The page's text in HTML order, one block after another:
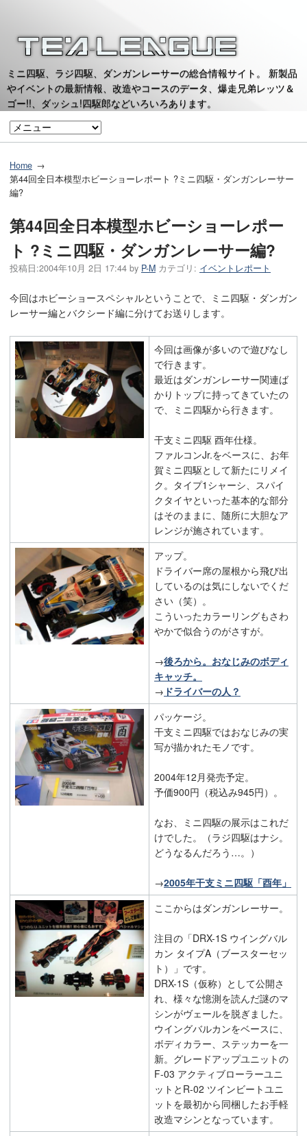
ミニ四駆、ラジ四駆、ダンガンレーサーの総合情報サイト。 新製品
やイベントの最新情報、改造やコースのデータ、爆走兄弟レッツ＆
ゴー!!、ダッシュ!四駆郎などいろいろあります。
Home
第44回全日本模型ホビーショーレポート ?ミニ四駆・ダンガンレーサー
編?
第44回全日本模型ホビーショーレポー
ト ?ミニ四駆・ダンガンレーサー編?
投稿日:2004年10月 2日 17:44 by P-M カテゴリ: イベントレポート
今回はホビーショースペシャルということで、ミニ四駆・ダンガン
レーサー編とバクシード編に分けてお送りします。
今回は画像が多いので遊びなし
で行きます。
最近はダンガンレーサー関連ば
かりトップに持ってきていたの
で、ミニ四駆から行きます。
干支ミニ四駆 酉年仕様。
ファルコンJr.をベースに、お年
賀ミニ四駆として新たにリメイ
ク。タイプ1シャーシ、スパイ
クタイヤといった基本的な部分
はそのままに、随所に大胆なア
レンジが施されています。
アップ。
ドライバー席の屋根から飛び出
しているのは気にしないでくだ
さい（笑）。
こういったカラーリングもさわ
やかで似合うのがさすが。
→後ろから。おなじみのボディ
キャッチ。
→ ドライバーの人？
パッケージ。
干支ミニ四駆ではおなじみの実
写が描かれたモノです。
2004年12月発売予定。
予価900円（税込み945円）。
なお、ミニ四駆の展示はこれだ
けでした。（ラジ四駆はナシ。
どうなるんだろう…。）
→2005年干支ミニ四駆「酉年」
ここからはダンガンレーサー。
注目の「DRX-1S ウイングバル
カン タイプA（ブースターセッ
ト）」です。
DRX-1S（仮称）として公開さ
れ、様々な憶測を読んだ謎のマ
シンがヴェールを脱ぎました。
ウイングバルカンをベースに、
ボディカラー、ステッカーを一
新。グレードアップユニットの
F-03 アクティブローラーユニ
ットとR-02 ツインビートユニ
ットを最初から同梱したお手軽
改造マシンとなっています。